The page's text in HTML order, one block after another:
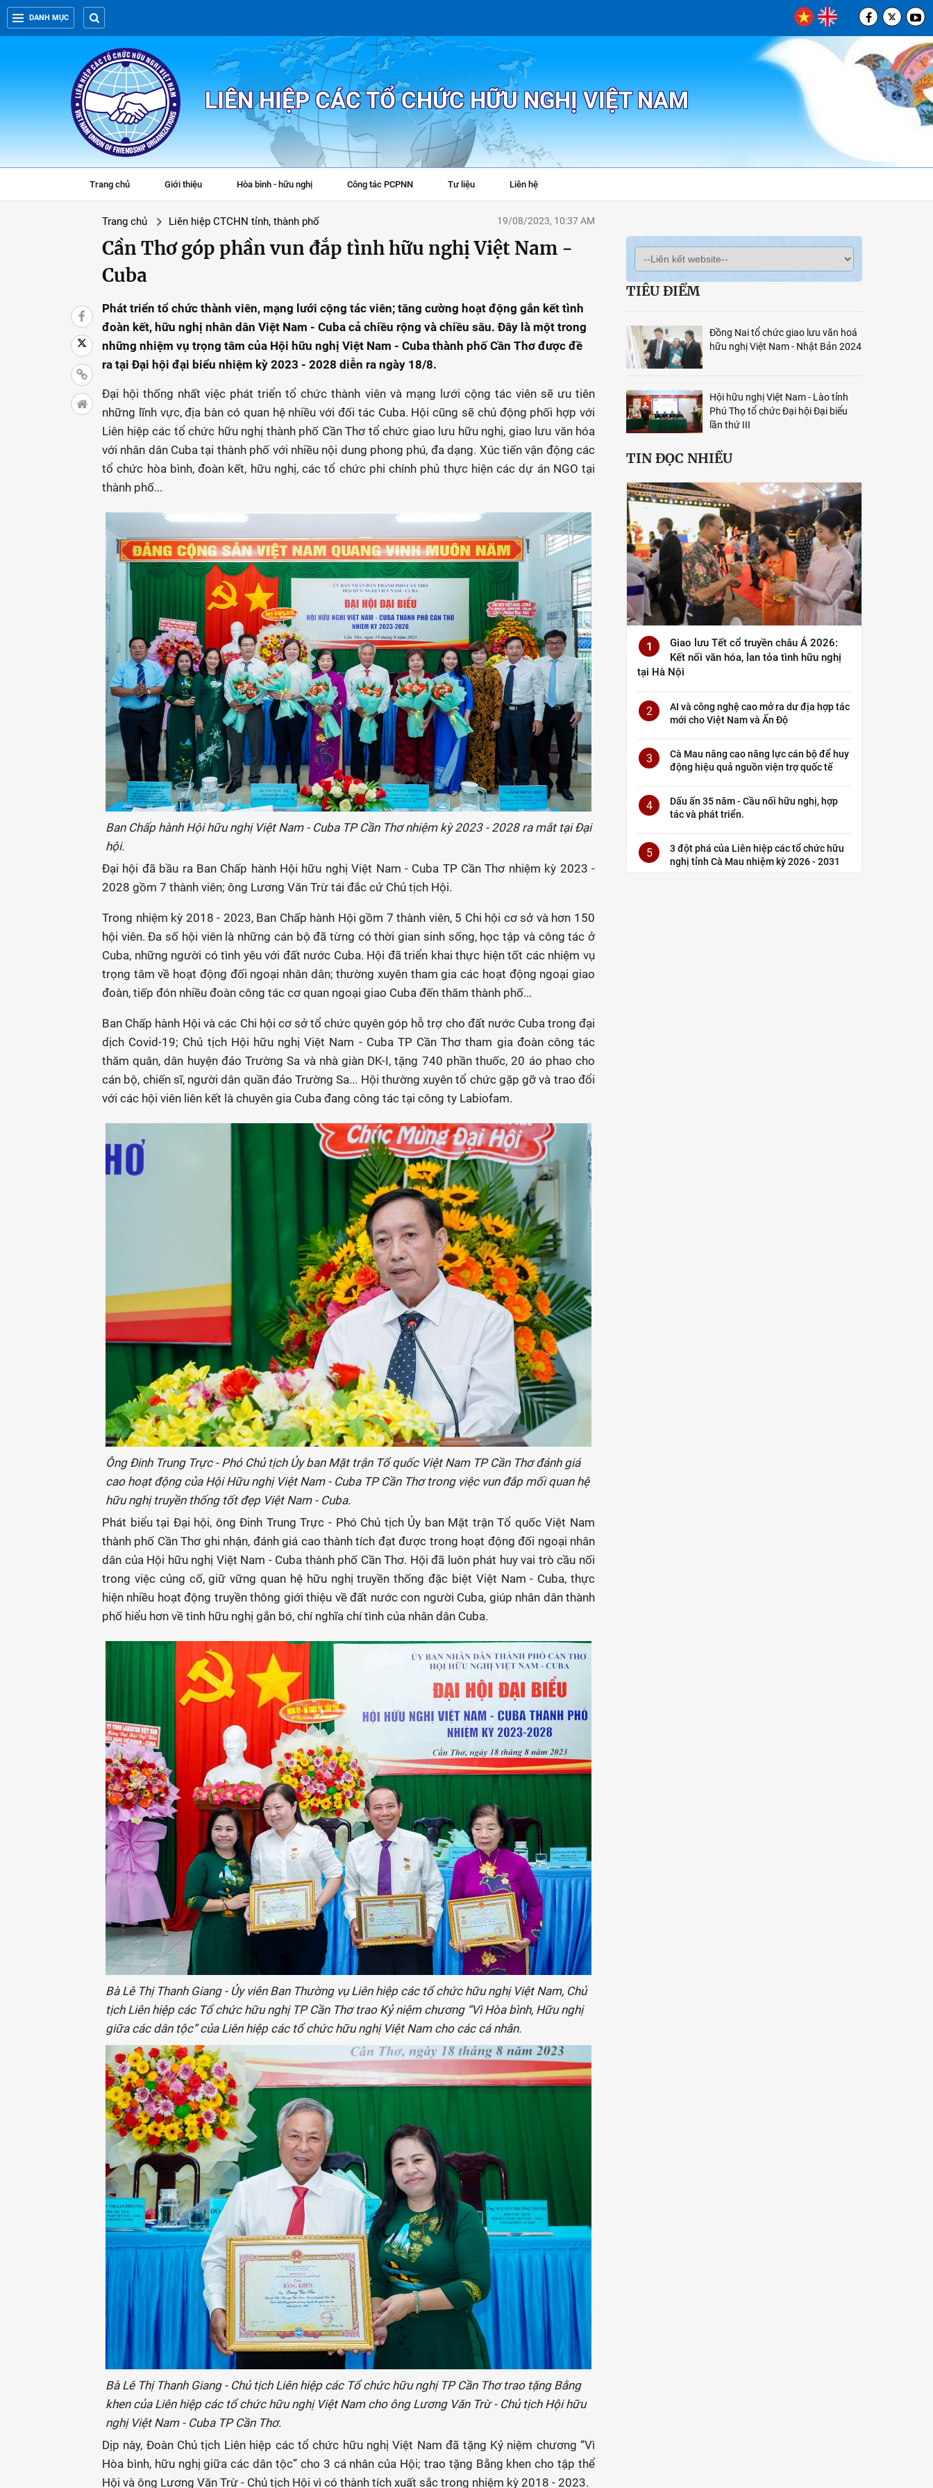
DANH MỤC
LIÊN HIỆP CÁC TỔ CHỨC HỮU NGHỊ VIỆT NAM
Trang chủ Giới thiệu Hòa bình - hữu nghị Công tác PCPNN Tư liệu Liên hệ
Trang chủ Liên hiệp CTCHN tỉnh, thành phố 19/08/2023, 10:37 AM
Cần Thơ góp phần vun đắp tình hữu nghị Việt Nam -
Cuba
Phát triển tổ chức thành viên, mạng lưới cộng tác viên; tăng cường hoạt động gắn kết tình
đoàn kết, hữu nghị nhân dân Việt Nam - Cuba cả chiều rộng và chiều sâu. Đây là một trong
những nhiệm vụ trọng tâm của Hội hữu nghị Việt Nam - Cuba thành phố Cần Thơ được đề
ra tại Ðại hội đại biểu nhiệm kỳ 2023 - 2028 diễn ra ngày 18/8.
Ðại hội thống nhất việc phát triển tổ chức thành viên và mạng lưới cộng tác viên sẽ ưu tiên
những lĩnh vực, địa bàn có quan hệ nhiều với đối tác Cuba. Hội cũng sẽ chủ động phối hợp với
Liên hiệp các tổ chức hữu nghị thành phố Cần Thơ tổ chức giao lưu hữu nghị, giao lưu văn hóa
với nhân dân Cuba tại thành phố với nhiều nội dung phong phú, đa dạng. Xúc tiến vận động các
tổ chức hòa bình, đoàn kết, hữu nghị, các tổ chức phi chính phủ thực hiện các dự án NGO tại
thành phố...
Ban Chấp hành Hội hữu nghị Việt Nam - Cuba TP Cần Thơ nhiệm kỳ 2023 - 2028 ra mắt tại Đại
hội.
Đại hội đã bầu ra Ban Chấp hành Hội hữu nghị Việt Nam - Cuba TP Cần Thơ nhiệm kỳ 2023 -
2028 gồm 7 thành viên; ông Lương Văn Trừ tái đắc cử Chủ tịch Hội.
Trong nhiệm kỳ 2018 - 2023, Ban Chấp hành Hội gồm 7 thành viên, 5 Chi hội cơ sở và hơn 150
hội viên. Đa số hội viên là những cán bộ đã từng có thời gian sinh sống, học tập và công tác ở
Cuba, những người có tình yêu với đất nước Cuba. Hội đã triển khai thực hiện tốt các nhiệm vụ
trọng tâm về hoạt động đối ngoại nhân dân; thường xuyên tham gia các hoạt động ngoại giao
đoàn, tiếp đón nhiều đoàn công tác cơ quan ngoại giao Cuba đến thăm thành phố...
Ban Chấp hành Hội và các Chi hội cơ sở tổ chức quyên góp hỗ trợ cho đất nước Cuba trong đại
dịch Covid-19; Chủ tịch Hội hữu nghị Việt Nam - Cuba TP Cần Thơ tham gia đoàn công tác
thăm quân, dân huyện đảo Trường Sa và nhà giàn DK-I, tặng 740 phần thuốc, 20 áo phao cho
cán bộ, chiến sĩ, người dân quần đảo Trường Sa... Hội thường xuyên tổ chức gặp gỡ và trao đổi
với các hội viên liên kết là chuyên gia Cuba đang công tác tại công ty Labiofam.
Ông Đinh Trung Trực - Phó Chủ tịch Ủy ban Mặt trận Tổ quốc Việt Nam TP Cần Thơ đánh giá
cao hoạt động của Hội Hữu nghị Việt Nam - Cuba TP Cần Thơ trong việc vun đắp mối quan hệ
hữu nghị truyền thống tốt đẹp Việt Nam - Cuba.
Phát biểu tại Đại hội, ông Đinh Trung Trực - Phó Chủ tịch Ủy ban Mặt trận Tổ quốc Việt Nam
thành phố Cần Thơ ghi nhận, đánh giá cao thành tích đạt được trong hoạt động đối ngoại nhân
dân của Hội hữu nghị Việt Nam - Cuba thành phố Cần Thơ. Hội đã luôn phát huy vai trò cầu nối
trong việc củng cố, giữ vững quan hệ hữu nghị truyền thống đặc biệt Việt Nam - Cuba, thực
hiện nhiều hoạt động truyền thông giới thiệu về đất nước con người Cuba, giúp nhân dân thành
phố hiểu hơn về tình hữu nghị gắn bó, chí nghĩa chí tình của nhân dân Cuba.
Bà Lê Thị Thanh Giang - Ủy viên Ban Thường vụ Liên hiệp các tổ chức hữu nghị Việt Nam, Chủ
tịch Liên hiệp các Tổ chức hữu nghị TP Cần Thơ trao Kỷ niệm chương “Vì Hòa bình, Hữu nghị
giữa các dân tộc” của Liên hiệp các tổ chức hữu nghị Việt Nam cho các cá nhân.
Bà Lê Thị Thanh Giang - Chủ tịch Liên hiệp các Tổ chức hữu nghị TP Cần Thơ trao tặng Bằng
khen của Liên hiệp các tổ chức hữu nghị Việt Nam cho ông Lương Văn Trừ - Chủ tịch Hội hữu
nghị Việt Nam - Cuba TP Cần Thơ.
Dịp này, Đoàn Chủ tịch Liên hiệp các tổ chức hữu nghị Việt Nam đã tặng Kỷ niệm chương “Vì
Hòa bình, hữu nghị giữa các dân tộc” cho 3 cá nhân của Hội; trao tặng Bằng khen cho tập thể
Hội và ông Lương Văn Trừ - Chủ tịch Hội vì có thành tích xuất sắc trong nhiệm kỳ 2018 - 2023.
TIÊU ĐIỂM
Đồng Nai tổ chức giao lưu văn hoá
hữu nghị Việt Nam - Nhật Bản 2024
Hội hữu nghị Việt Nam - Lào tỉnh
Phú Thọ tổ chức Đại hội Đại biểu
lần thứ III
TIN ĐỌC NHIỀU
1
Giao lưu Tết cổ truyền châu Á 2026:
Kết nối văn hóa, lan tỏa tình hữu nghị
tại Hà Nội
2
AI và công nghệ cao mở ra dư địa hợp tác
mới cho Việt Nam và Ấn Độ
3
Cà Mau nâng cao năng lực cán bộ để huy
động hiệu quả nguồn viện trợ quốc tế
4
Dấu ấn 35 năm - Cầu nối hữu nghị, hợp
tác và phát triển.
5
3 đột phá của Liên hiệp các tổ chức hữu
nghị tỉnh Cà Mau nhiệm kỳ 2026 - 2031